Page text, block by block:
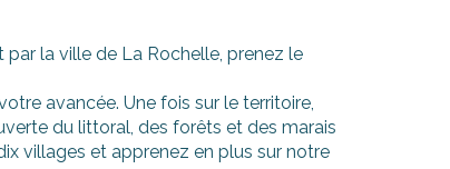
par la ville de La Rochelle, prenez le
avancée. Une fois sur le territoire,
du littoral, des forêts et des marais
villages et apprenez en plus sur notre